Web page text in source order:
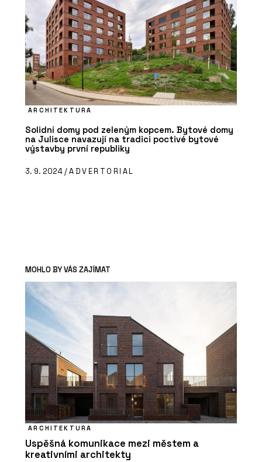
ARCHITEKTURA
Solidní domy pod zeleným kopcem. Bytové domy
na Julisce navazují na tradici poctivé bytové
výstavby první republiky
3. 9. 2024 /ADVERTORIAL
MOHLO BY VÁS ZAJÍMAT
ARCHITEKTURA
Uspěšná komunikace mezi městem a
kreativními architekty